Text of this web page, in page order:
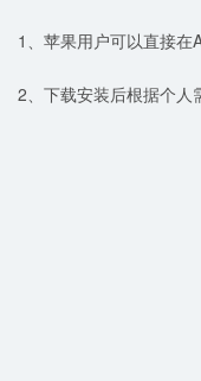
1、苹果用户可以直接
2、下载安装后根据个人